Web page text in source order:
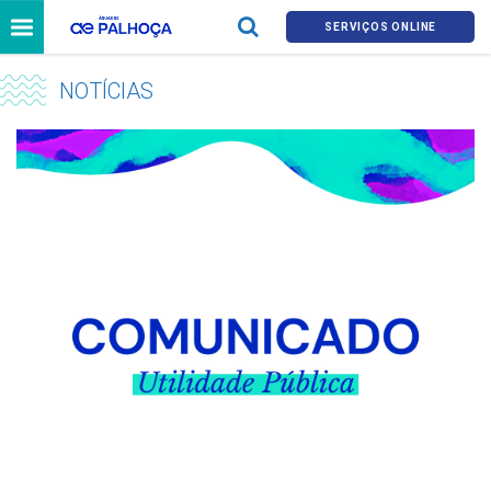
SERVIÇOS ONLINE
NOTÍCIAS